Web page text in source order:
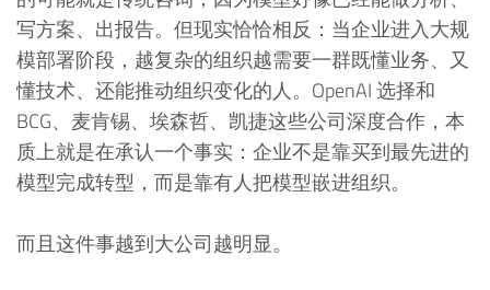
写方案、出报告。但现实恰恰相反：当企业进入大规
模部署阶段，越复杂的组织越需要一群既懂业务、又
懂技术、还能推动组织变化的人。OpenAI 选择和
BCG、麦肯锡、埃森哲、凯捷这些公司深度合作，本
质上就是在承认一个事实：企业不是靠买到最先进的
模型完成转型，而是靠有人把模型嵌进组织。
而且这件事越到大公司越明显。